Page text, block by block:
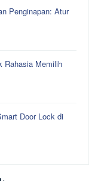
Penginapan: Atur
Rahasia Memilih
Door Lock di